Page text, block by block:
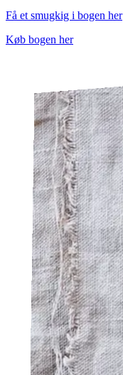
Få et smugkig i bogen her
Køb bogen her